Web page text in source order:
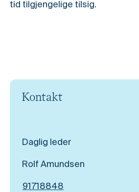
tid tilgjengelige tilsig.
Kontakt
Daglig leder
Rolf Amundsen
91718848